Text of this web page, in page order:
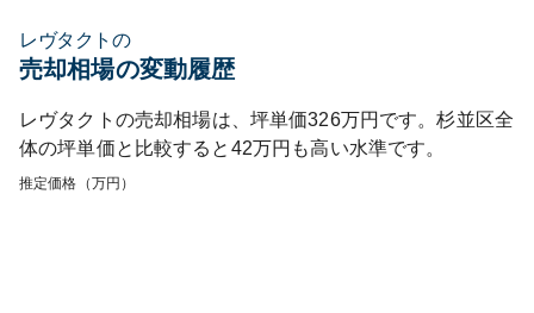
レヴタクト の
売却相場の変動履歴
レヴタクト の売却相場は、坪単価326万円です。杉並区全
体の坪単価と比較すると 42万円も高い水準です。
推定価格（万円）